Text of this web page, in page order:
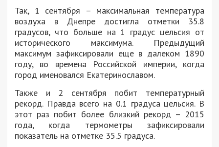
Так, 1 сентября – максимальная температура
воздуха в Днепре достигла отметки 35.8
градусов, что больше на 1 градус цельсия от
исторического максимума. Предыдущий
максимум зафиксировали еще в далеком 1890
году, во времена Российской империи, когда
город именовался Екатеринославом.
Также и 2 сентября побит температурный
рекорд. Правда всего на 0.1 градуса цельсия. В
этот раз побит более близкий рекорд – 2015
года, когда термометры зафиксировали
показатель на отметке 35.5 градуса.